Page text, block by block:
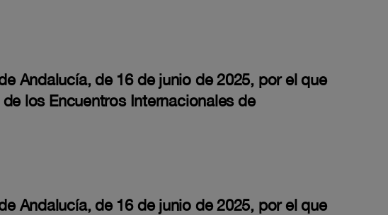
Andalucía, de 16 de junio de 2025, por el que
los Encuentros Internacionales de
Andalucía, de 16 de junio de 2025, por el que